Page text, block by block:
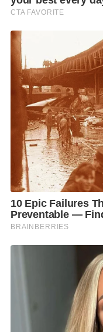
สำหรับ รทสช. เป็นพร
ประสาน สว. แล้ว จ
ได้ เพราะ สว. มีอิส
เมืองทั้งนั้น ต้องชี้แจ
ไปได้
ผู้สื่อข่าวถามว่า เท่
ยกฯ พรรคเพื่อไทย
รทสช. กล่าวว่า นาย
ประชาชนเข้าใจ เ
ตอนนี้นายเศรษฐายั
เรายังถือว่าบริสุทธิ์อ
เมื่อถามย้ำว่า การโห
นายเศรษฐาอยู่ใช่ห
เป็น น.ส.แพทองธาร
กล่าวว่า เราได้รับก
จะทำตามมติของพร